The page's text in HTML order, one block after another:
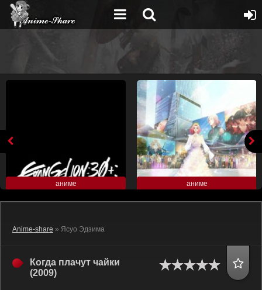
аниме аниме
Anime-share » Ясуо Эдзима
Когда плачут чайки
(2009)